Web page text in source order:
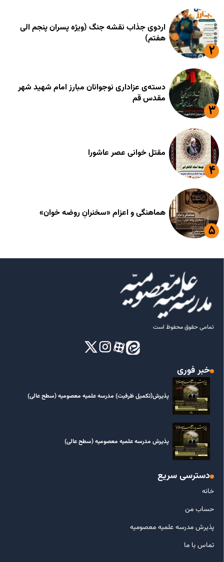
اردوی جذاب نقشه جنگ (ویژه پسران پنجم الی
هفتم)
دسته‌ی عزاداری نوجوانان مبارز امام شهید شهر
مقدس قم
مقتل خوانی عصر عاشورا
هماهنگی و اعزام «سخنرانِ روضه خوان»
تمامی حقوق محفوظ است
خبر فوری
پذیرش(تکمیل ظرفیت) مدرسه علمیه معصومیه‌ (سطح عالی)
پذیرش مدرسه علمیه معصومیه‌ (سطح عالی)
دسترسی سریع
خانه
حساب من
پذیرش مدرسه علمیه معصومیه
تماس با ما